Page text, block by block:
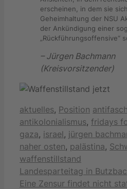
erscheinen, in dem sie
Geheimhaltung der NSU
der Ankündigung einer
„Rückführungsoffensive“
– Jürgen Bachmann
(Kreisvorsitzender)
Kategorien
aktuelles, Position
antikolonialismus, fridays
gaza, israel, jürgen
naher osten, palästina,
waffenstillstand
Landesparteitag in
Eine Zensur findet nicht